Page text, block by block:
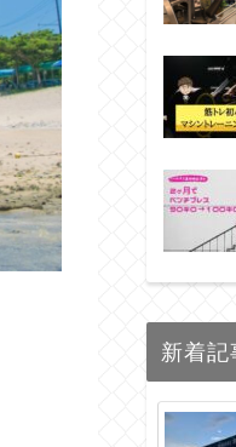
新着記